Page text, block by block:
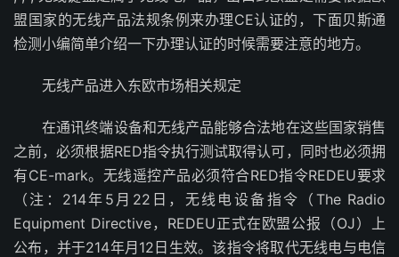
盟国家的无线产品法规条例来办理CE认证的，下面贝斯通
检测小编简单介绍一下办理认证的时候需要注意的地方。
无线产品进入东欧市场相关规定
在通讯终端设备和无线产品能够合法地在这些国家销售
之前，必须根据RED指令执行测试取得认可，同时也必须拥
有CE-mark。无线遥控产品必须符合RED指令REDEU要求
（注：214年5月22日，无线电设备指令（The Radio
Equipment Directive，REDEU正式在欧盟公报（OJ）上
公布，并于214年月12日生效。该指令将取代无线电与电信